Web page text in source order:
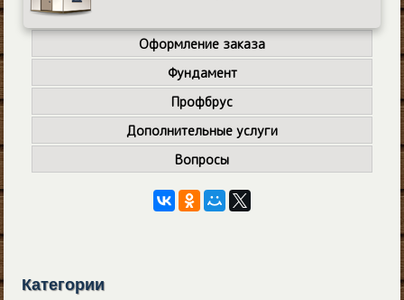
Оформление заказа
Фундамент
Профбрус
Дополнительные услуги
Вопросы
Категории